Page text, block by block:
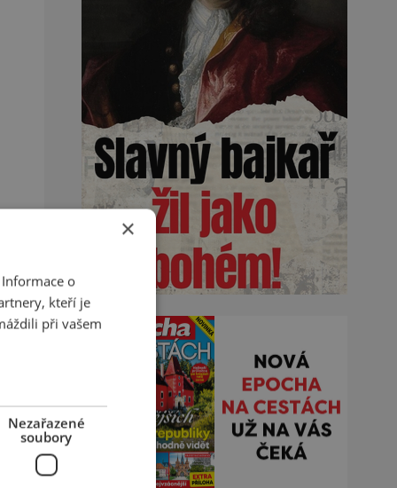
×
o
kteří je
při vašem
Nezařazené
soubory